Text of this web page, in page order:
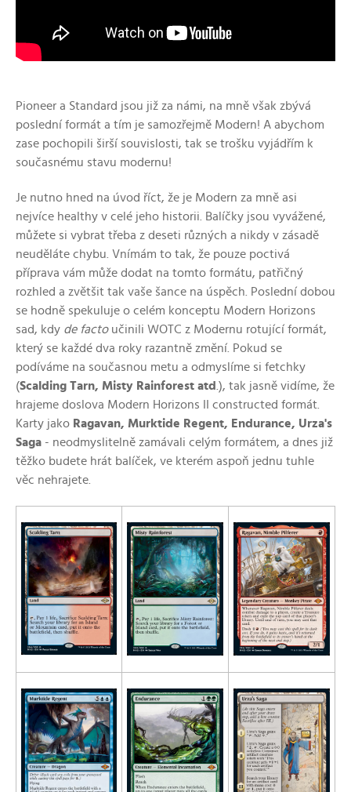
Pioneer a Standard jsou již za námi, na mně však zbývá
poslední formát a tím je samozřejmě Modern! A abychom
zase pochopili širší souvislosti, tak se trošku vyjádřím k
současnému stavu modernu!
Je nutno hned na úvod říct, že je Modern za mně asi
nejvíce healthy v celé jeho historii. Balíčky jsou vyvážené,
můžete si vybrat třeba z deseti různých a nikdy v zásadě
neuděláte chybu. Vnímám to tak, že pouze poctivá
příprava vám může dodat na tomto formátu, patřičný
rozhled a zvětšit tak vaše šance na úspěch. Poslední dobou
se hodně spekuluje o celém konceptu Modern Horizons
sad, kdy de facto učinili WOTC z Modernu rotující formát,
který se každé dva roky razantně změní. Pokud se
podíváme na současnou metu a odmyslíme si fetchky
(Scalding Tarn, Misty Rainforest atd .), tak jasně vidíme, že
hrajeme doslova Modern Horizons II constructed formát.
Karty jako Ragavan, Murktide Regent, Endurance, Urza's
Saga - neodmyslitelně zamávali celým formátem, a dnes již
těžko budete hrát balíček, ve kterém aspoň jednu tuhle
věc nehrajete.